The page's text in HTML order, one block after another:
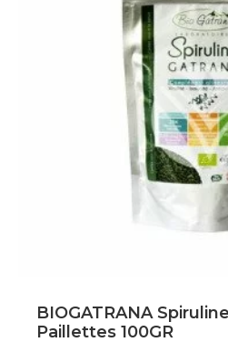
BIOGATRANA
Paillettes 100GR